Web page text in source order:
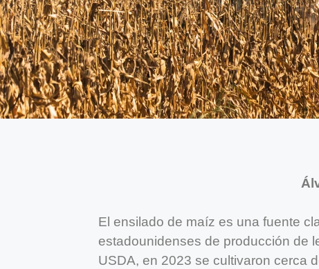
El ensilado de maíz es una fuente
estadounidenses de producción de
USDA, en 2023 se cultivaron cerca